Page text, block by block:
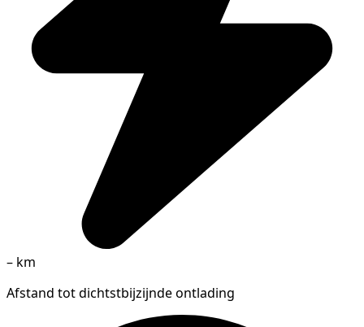
– km
Afstand tot dichtstbijzijnde ontlading